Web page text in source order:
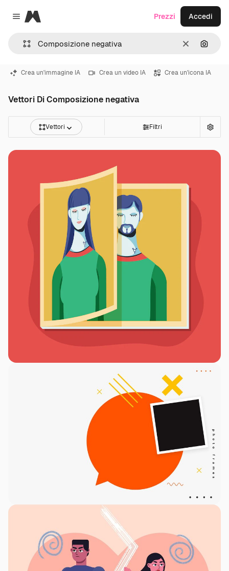
Close menu
Magnific
CancellaCerca
Prezzi Accedi
Crea un'immagine IA Crea un video IA Crea un'icona IA
Vettori Di Composizione negativa
Vettori Filtri